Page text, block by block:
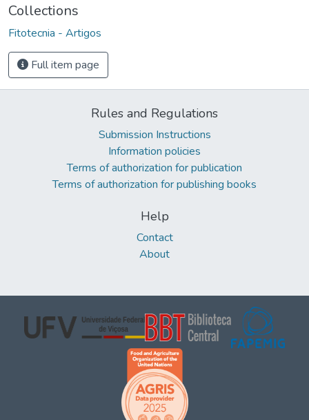
Collections
Fitotecnia - Artigos
Full item page
Rules and Regulations
Submission Instructions
Information policies
Terms of authorization for publication
Terms of authorization for publishing books
Help
Contact
About